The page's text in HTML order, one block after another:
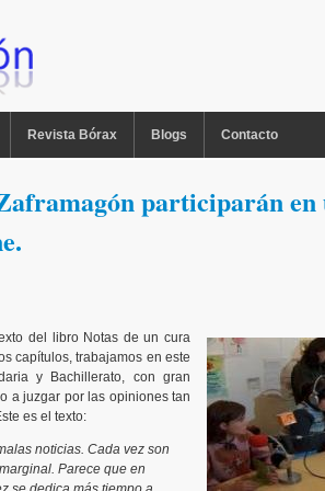
Revista Bórax Blogs Contacto
participarán en
del libro Notas de un cura
capítulos, trabajamos en este
y Bachillerato, con gran
a juzgar por las opiniones tan
es el texto:
noticias. Cada vez son
Parece que en